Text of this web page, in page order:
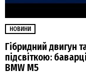
НОВИНИ
Гібридний двигун
підсвіткою:
BMW M5